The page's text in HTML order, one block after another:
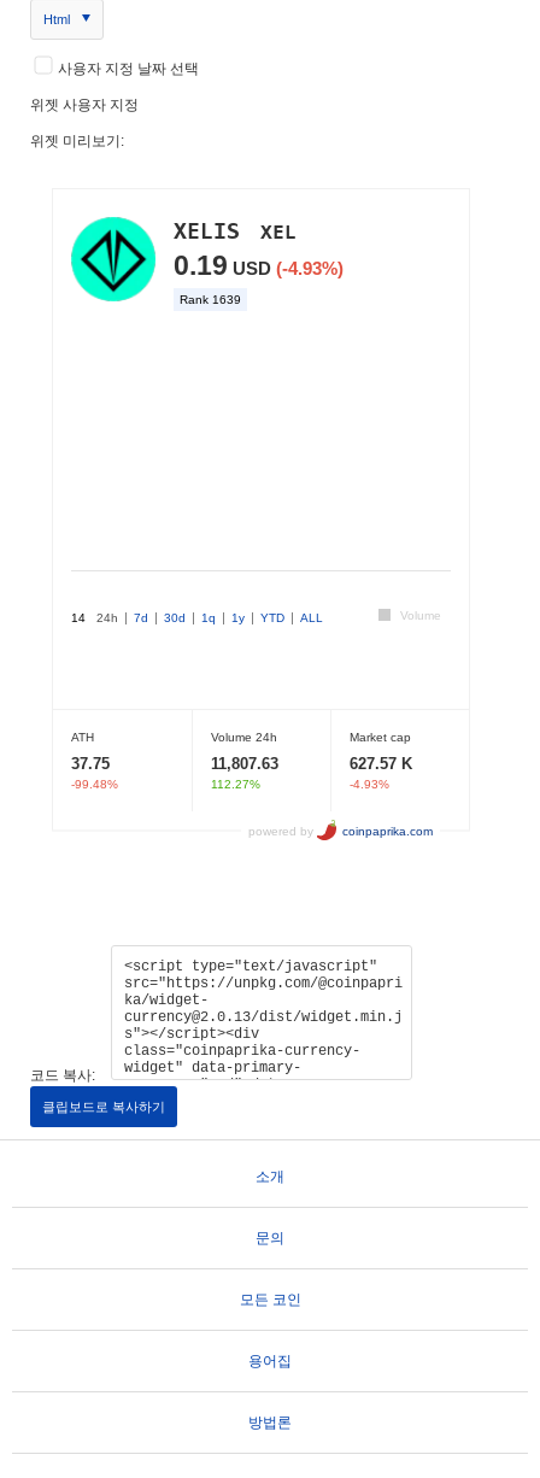
Html
사용자 지정 날짜 선택
위젯 사용자 지정
위젯 미리보기:
코드 복사:
클립보드로 복사하기
소개
문의
모든 코인
용어집
방법론